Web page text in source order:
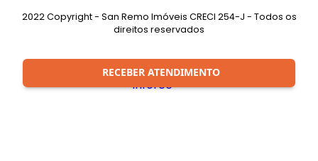
RECEBER ATENDIMENTO
2022 Copyright - San Remo Imóveis CRECI 254-J - Todos os
direitos reservados